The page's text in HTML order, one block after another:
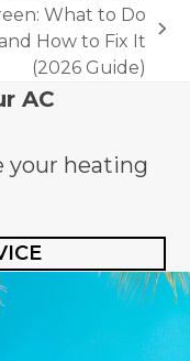
What to Do
and How to Fix It
(2026 Guide)
AC
your heating